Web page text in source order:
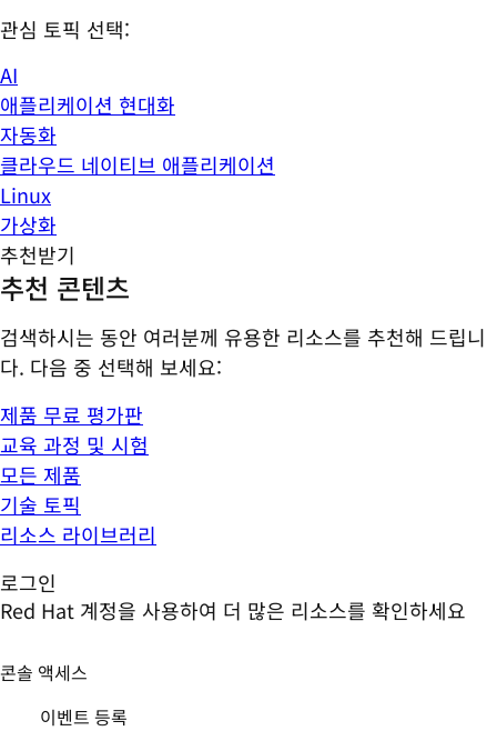
관심 토픽 선택:
AI
애플리케이션 현대화
자동화
클라우드 네이티브 애플리케이션
Linux
가상화
추천받기
추천 콘텐츠
검색하시는 동안 여러분께 유용한 리소스를 추천해 드립니
다. 다음 중 선택해 보세요:
제품 무료 평가판
교육 과정 및 시험
모든 제품
기술 토픽
리소스 라이브러리
로그인
Red Hat 계정을 사용하여 더 많은 리소스를 확인하세요
콘솔 액세스
이벤트 등록